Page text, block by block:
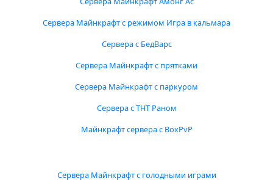
Сервера Майнкрафт с режимом Игра в кальмара
Сервера с БедВарс
Сервера Майнкрафт с прятками
Сервера Майнкрафт с паркуром
Сервера с ТНТ Раном
Майнкрафт сервера с BoxPvP
Сервера Майнкрафт с голодными играми